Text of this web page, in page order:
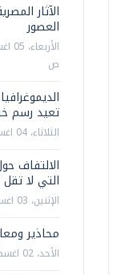
الآثار
العصور
ص
تعيد رسم
الثلاثاء، 04 اغسطس 2026 10:36 ص
الالتفاف
التي لا
الإثنين، 03 اغسطس 2026 10:00 ص
محاذير
الأحد، 02 اغسطس 2026 11:09 ص